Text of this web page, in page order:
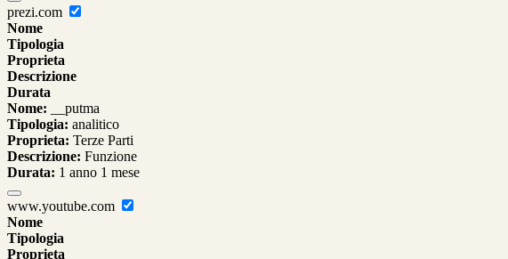
prezi.com
Nome
Tipologia
Proprieta
Descrizione
Durata
Nome: __putma
Tipologia: analitico
Proprieta: Terze Parti
Descrizione: Funzione
Durata: 1 anno 1 mese
www.youtube.com
Nome
Tipologia
Proprieta